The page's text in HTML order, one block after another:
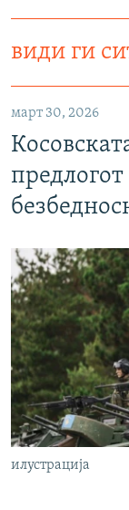
види ги
март 30, 2026
илустрација